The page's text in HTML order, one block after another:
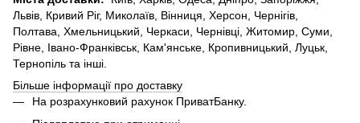
Львів, Кривий Ріг, Миколаїв, Вінниця, Херсон, Чернігів,
Полтава, Хмельницький, Черкаси, Чернівці, Житомир, Суми,
Рівне, Івано-Франківськ, Кам'янське, Кропивницький, Луцьк,
Тернопіль та інші.
Більше інформації про доставку
На розрахунковий рахунок ПриватБанку.